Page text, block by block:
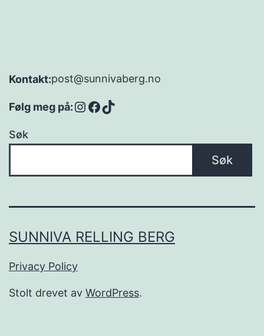
Kontakt:post@sunnivaberg.no
Følg meg på:Instagram
Facebook
TikTok
Søk
Søk
SUNNIVA RELLING BERG
Privacy Policy
Stolt drevet av WordPress.